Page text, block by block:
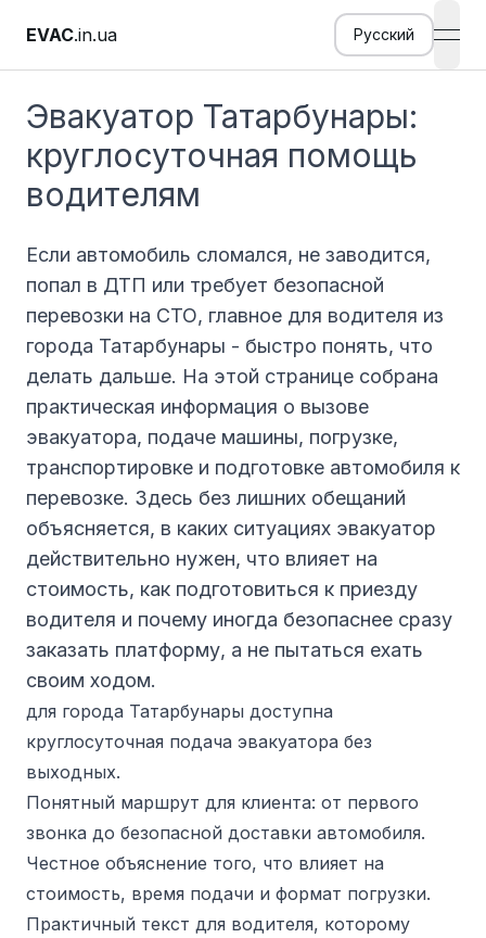
EVAC.in.ua Русский
Эвакуатор Татарбунары:
круглосуточная помощь
водителям
Если автомобиль сломался, не заводится,
попал в ДТП или требует безопасной
перевозки на СТО, главное для водителя из
города Татарбунары - быстро понять, что
делать дальше. На этой странице собрана
практическая информация о вызове
эвакуатора, подаче машины, погрузке,
транспортировке и подготовке автомобиля к
перевозке. Здесь без лишних обещаний
объясняется, в каких ситуациях эвакуатор
действительно нужен, что влияет на
стоимость, как подготовиться к приезду
водителя и почему иногда безопаснее сразу
заказать платформу, а не пытаться ехать
своим ходом.
для города Татарбунары доступна
круглосуточная подача эвакуатора без
выходных.
Понятный маршрут для клиента: от первого
звонка до безопасной доставки автомобиля.
Честное объяснение того, что влияет на
стоимость, время подачи и формат погрузки.
Практичный текст для водителя, которому